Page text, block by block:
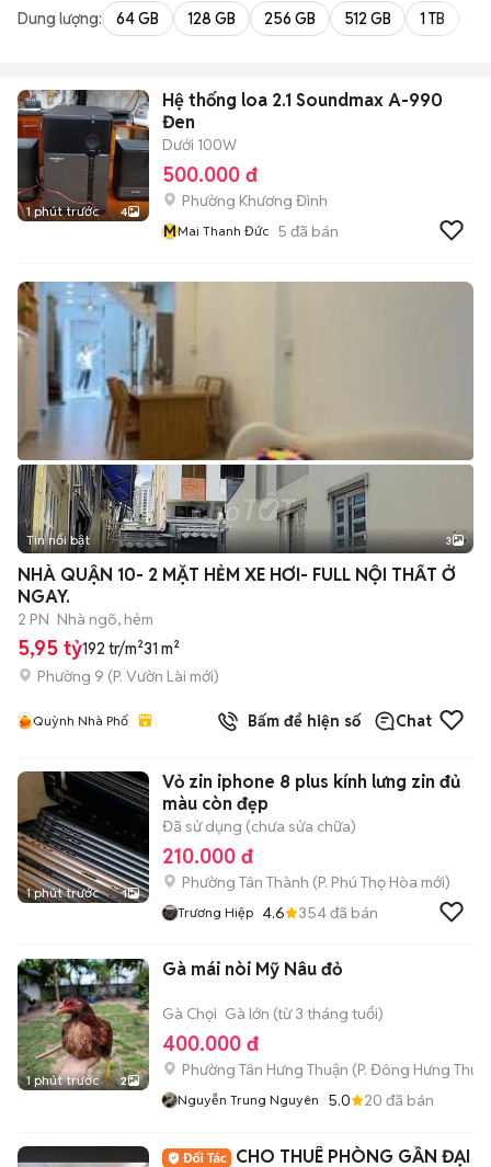
Dung lượng: 64 GB 128 GB 256 GB 512 GB 1 TB
1 phút trước 4
Hệ thống loa 2.1 Soundmax A-990
Đen
Dưới 100W
500.000 đ
Phường Khương Đình
MMai Thanh Đức 5 đã bán
Tin nổi bật 3
NHÀ QUẬN 10- 2 MẶT HẺM XE HƠI- FULL NỘI THẤT Ở
NGAY.
2 PN Nhà ngõ, hẻm
5,95 tỷ192 tr/m²31 m²
Phường 9 (P. Vườn Lài mới)
Quỳnh Nhà Phố Bấm để hiện số Chat
1 phút trước 1
Vỏ zin iphone 8 plus kính lưng zin đủ
màu còn đẹp
Đã sử dụng (chưa sửa chữa)
210.000 đ
Phường Tân Thành (P. Phú Thọ Hòa mới)
Trương Hiệp 4.6 354đã bán
1 phút trước 2
Gà mái nòi Mỹ Nâu đỏ
Gà Chọi Gà lớn (từ 3 tháng tuổi)
400.000 đ
Phường Tân Hưng Thuận (P. Đông Hưng
Nguyễn Trung Nguyên 5.0 20 đã bán
CHO THUÊ PHÒNG GẦN ĐẠI